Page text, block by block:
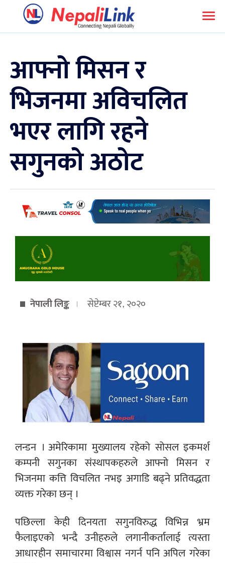
आफ्नो मिसन र
भिजनमा अविचलित
भएर लागि रहने
सगुनको अठोट
नेपाली लिङ्क सेप्टेम्बर २१, २०२०
लन्डन । अमेरिकामा मुख्यालय रहेको सोसल इकमर्श
कम्पनी सगुनका संस्थापकहरुले आफ्नो मिसन र
भिजनमा कत्ति विचलित नभइ अगाडि बढ्ने प्रतिवद्धता
व्यक्त गरेका छन् ।
पछिल्ला केही दिनयता सगुनविरुद्ध विभिन्न भ्रम
फैलाइएको भन्दै उनीहरुले लगानीकर्तालाई त्यस्ता
आधारहीन समाचारमा विश्वास नगर्न पनि अपिल गरेका